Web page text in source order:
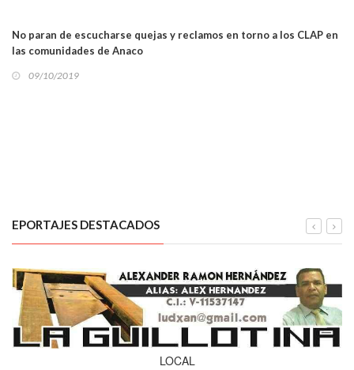
No paran de escucharse quejas y reclamos en torno a los CLAP en
las comunidades de Anaco
09/10/2019
EPORTAJES DESTACADOS
LOCAL